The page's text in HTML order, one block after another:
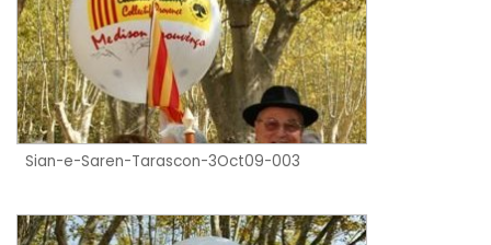
Sian-e-Saren-Tarascon-3Oct09-003